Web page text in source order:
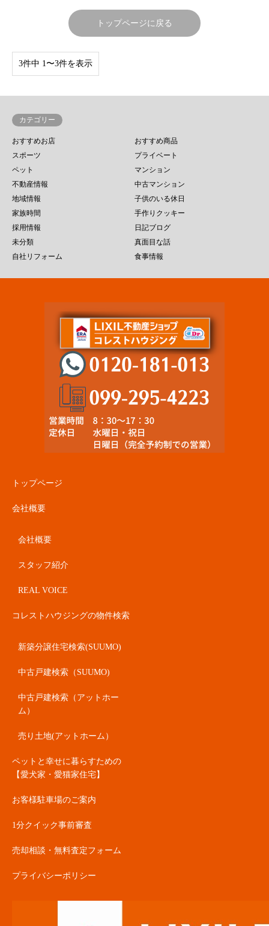
トップページに戻る
3件中 1〜3件を表示
カテゴリー
おすすめお店
おすすめ商品
スポーツ
プライベート
ペット
マンション
不動産情報
中古マンション
地域情報
子供のいる休日
家族時間
手作りクッキー
採用情報
日記ブログ
未分類
真面目な話
自社リフォーム
食事情報
トップページ
会社概要
会社概要
スタッフ紹介
REAL VOICE
コレストハウジングの物件検索
新築分譲住宅検索(SUUMO)
中古戸建検索（SUUMO)
中古戸建検索（アットホー
ム）
売り土地(アットホーム）
ペットと幸せに暮らすための
【愛犬家・愛猫家住宅】
お客様駐車場のご案内
1分クイック事前審査
売却相談・無料査定フォーム
プライバシーポリシー